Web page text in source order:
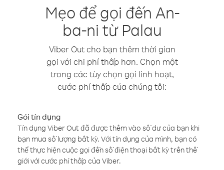
Mẹo để gọi đến An-
ba-ni từ Palau
Viber Out cho bạn thêm thời gian
gọi với chi phí thấp hơn. Chọn một
trong các tùy chọn gọi linh hoạt,
cước phí thấp của chúng tôi:
Gói tín dụng
Tín dụng Viber Out đã được thêm vào số dư của bạn khi
bạn mua số lượng bất kỳ. Với tín dụng của mình, bạn có
thể thực hiện cuộc gọi đến số điện thoại bất kỳ trên thế
giới với cước phí thấp của Viber.